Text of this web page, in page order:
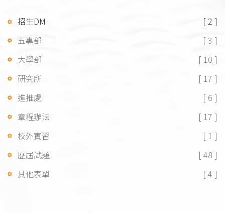
招生DM
[ 2 ]
五專部
[ 3 ]
大學部
[ 10 ]
研究所
[ 17 ]
進推處
[ 6 ]
章程辦法
[ 17 ]
校外實習
[ 1 ]
歷屆試題
[ 48 ]
其他表單
[ 4 ]